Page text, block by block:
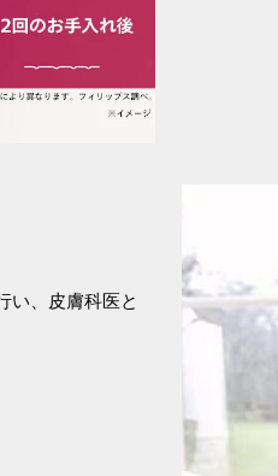
い、皮膚科医と